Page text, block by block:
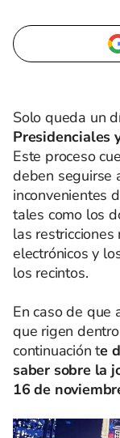
Solo queda un
Presidenciales
Este proceso
deben seguirse
inconvenientes
tales como los
las
electrónicos y
los recintos.
En caso de que
que rigen
continuación te
saber sobre la
16 de